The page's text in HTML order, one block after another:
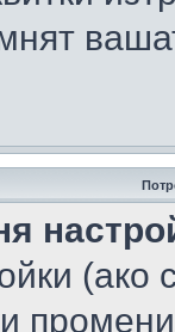
(ако